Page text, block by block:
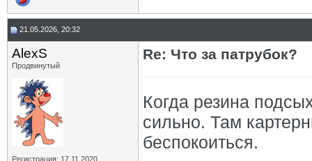
21.05.2026, 20:32
AlexS
Продвинутый
Регистрация: 17.11.2020
Re: Что за патрубок?
Когда резина
сильно. Там
беспокоиться.